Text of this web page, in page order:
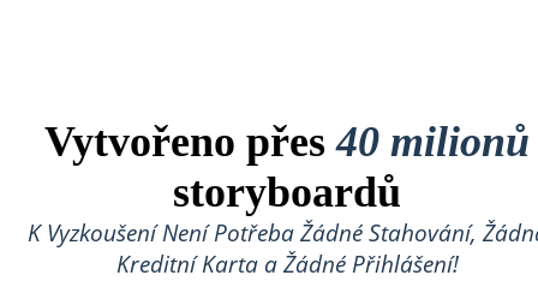
Vytvořeno přes40 milionů
storyboardů
K Vyzkoušení Není Potřeba Žádné Stahování,
Kreditní Karta a Žádné Přihlášení!